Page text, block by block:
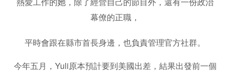
幕僚的正職，
平時會跟在縣市首長身邊，也負責管理官方社群。
今年五月，Yuli原本預計要到美國出差，結果出發前一個